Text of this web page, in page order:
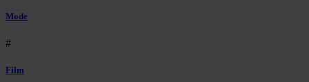
Mode
#
Film